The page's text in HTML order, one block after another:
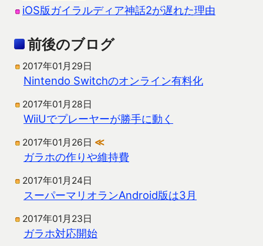
iOS版ガイラルディア神話2が遅れた理由
前後のブログ
2017年01月29日
Nintendo Switchのオンライン有料化
2017年01月28日
WiiUでプレーヤーが勝手に動く
2017年01月26日 ≪
ガラホの作りや維持費
2017年01月24日
スーパーマリオランAndroid版は3月
2017年01月23日
ガラホ対応開始